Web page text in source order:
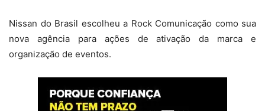
Nissan do Brasil escolheu a Rock Comunicação como sua
nova agência para ações de ativação da marca e
organização de eventos.